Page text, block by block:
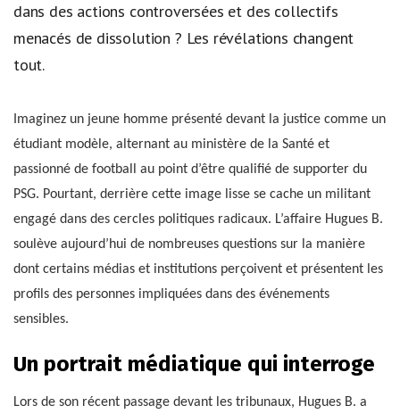
dans des actions controversées et des collectifs
menacés de dissolution ? Les révélations changent
tout.
Imaginez un jeune homme présenté devant la justice comme un
étudiant modèle, alternant au ministère de la Santé et
passionné de football au point d’être qualifié de supporter du
PSG. Pourtant, derrière cette image lisse se cache un militant
engagé dans des cercles politiques radicaux. L’affaire Hugues B.
soulève aujourd’hui de nombreuses questions sur la manière
dont certains médias et institutions perçoivent et présentent les
profils des personnes impliquées dans des événements
sensibles.
Un portrait médiatique qui interroge
Lors de son récent passage devant les tribunaux, Hugues B. a